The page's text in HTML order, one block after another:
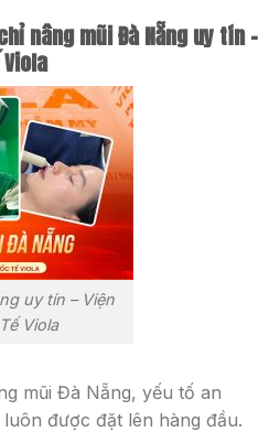
nâng mũi Đà Nẵng uy tín –
uy tín – Viện
Viola
mũi Đà Nẵng, yếu tố an
được đặt lên hàng đầu.